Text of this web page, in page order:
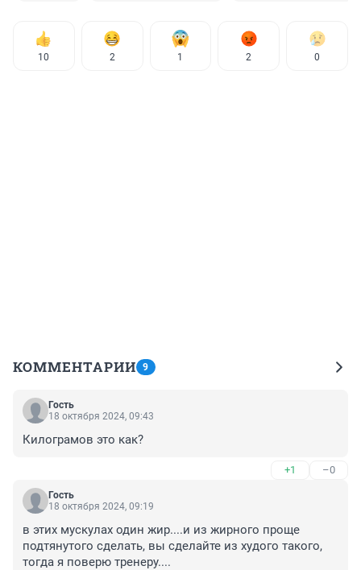
10 2 1 2 0
КОММЕНТАРИИ 9
Гость
18 октября 2024, 09:43
Килограмов это как?
+1 –0
Гость
18 октября 2024, 09:19
в этих мускулах один жир....и из жирного проще
подтянутого сделать, вы сделайте из худого такого,
тогда я поверю тренеру....